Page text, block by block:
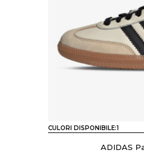
CULORI DISPONIBILE:1
ADIDAS